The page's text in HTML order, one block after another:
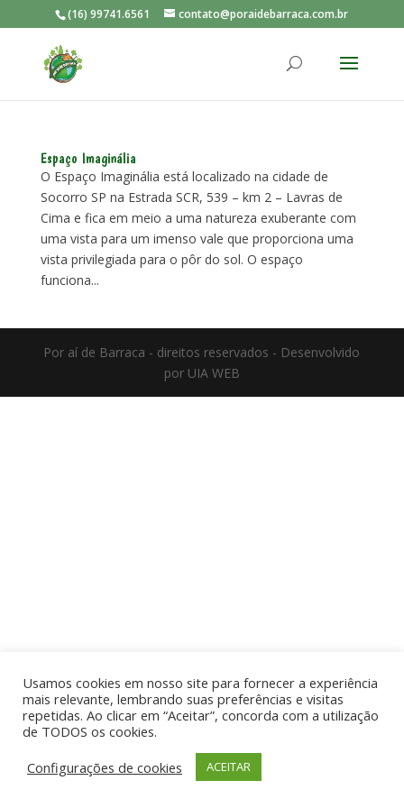
(16) 99741.6561 contato@poraidebarraca.com.br
Espaço Imaginália
O Espaço Imaginália está localizado na cidade de
Socorro SP na Estrada SCR, 539 – km 2 – Lavras de
Cima e fica em meio a uma natureza exuberante com
uma vista para um imenso vale que proporciona uma
vista privilegiada para o pôr do sol. O espaço
funciona...
Por aí de Barraca - direitos reservados - Desenvolvido
por UIA WEB
Usamos cookies em nosso site para fornecer a experiência
mais relevante, lembrando suas preferências e visitas
repetidas. Ao clicar em “Aceitar”, concorda com a utilização
de TODOS os cookies.
Configurações de cookies
ACEITAR